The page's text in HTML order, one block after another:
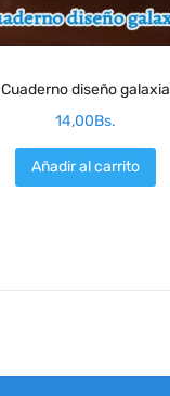
Cuaderno diseño galaxia
14,00Bs.
Añadir al carrito